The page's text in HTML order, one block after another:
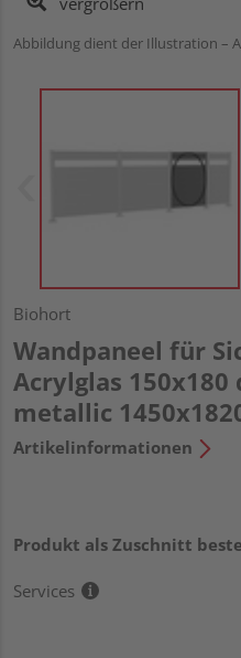
Abbildung dient der Illustration –
Biohort
Wandpaneel für
Acrylglas
metallic
Artikelinformationen
Produkt als Zuschnitt
Services